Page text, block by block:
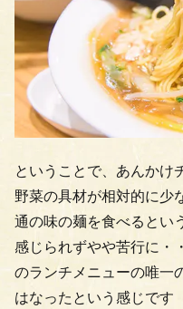
ということで、あんかけ
野菜の具材が相対的に少
通の味の麺を食べるとい
感じられずやや苦行に・
のランチメニューの唯一
はなったという感じです